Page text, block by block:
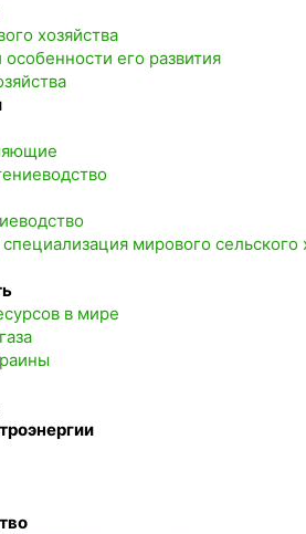
хозяйства
его развития
мирового сельского
в мире